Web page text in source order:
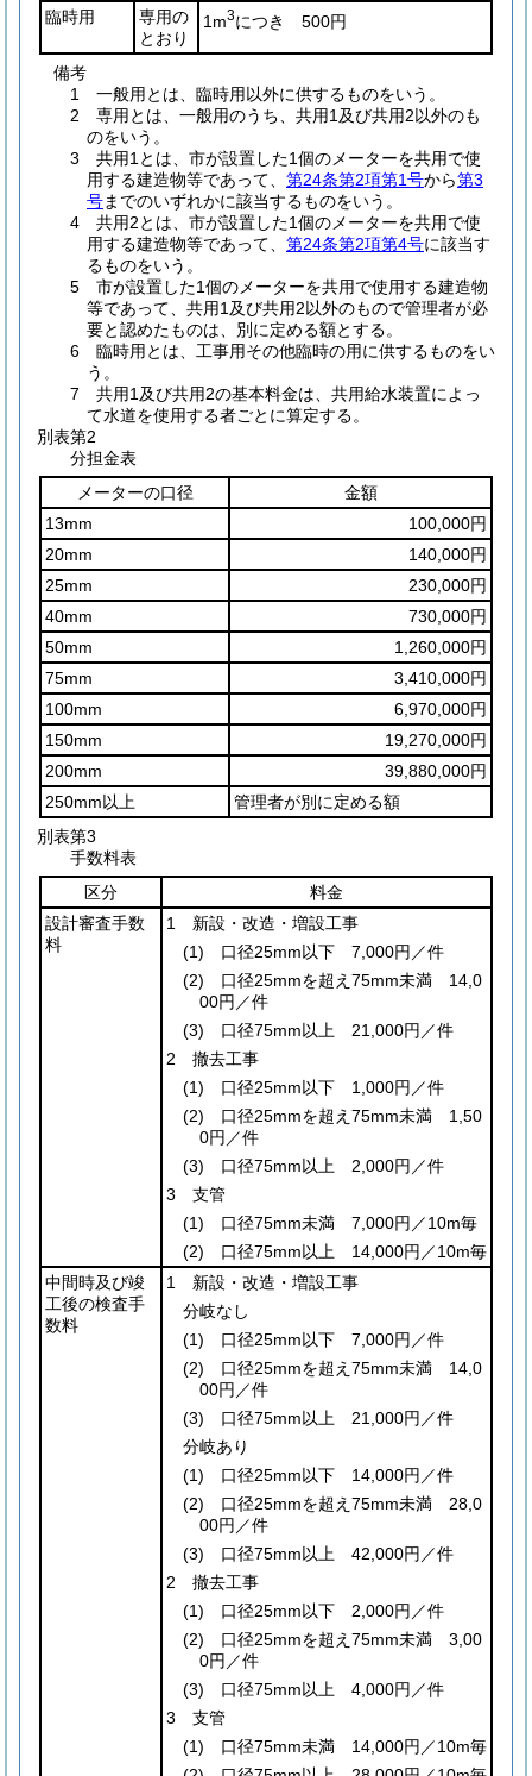
臨時用
専用の
とおり
1m3につき 500円
備考
1 一般用とは、臨時用以外に供するものをいう。
2 専用とは、一般用のうち、共用1及び共用2以外のも
のをいう。
3 共用1とは、市が設置した1個のメーターを共用で使
用する建造物等であって、 第24条第2項第1号から第3
号までのいずれかに該当するものをいう。
4 共用2とは、市が設置した1個のメーターを共用で使
用する建造物等であって、 第24条第2項第4号に該当す
るものをいう。
5 市が設置した1個のメーターを共用で使用する建造物
等であって、共用1及び共用2以外のもので管理者が必
要と認めたものは、別に定める額とする。
6 臨時用とは、工事用その他臨時の用に供するものをい
う。
7 共用1及び共用2の基本料金は、共用給水装置によっ
て水道を使用する者ごとに算定する。
別表第2
分担金表
メーターの口径
金額
13mm
100,000円
20mm
140,000円
25mm
230,000円
40mm
730,000円
50mm
1,260,000円
75mm
3,410,000円
100mm
6,970,000円
150mm
19,270,000円
200mm
39,880,000円
250mm以上
管理者が別に定める額
別表第3
手数料表
区分
料金
設計審査手数
料
1 新設・改造・増設工事
(1) 口径25mm以下 7,000円／件
(2) 口径25mmを超え75mm未満 14,0
00円／件
(3) 口径75mm以上 21,000円／件
2 撤去工事
(1) 口径25mm以下 1,000円／件
(2) 口径25mmを超え75mm未満 1,50
0円／件
(3) 口径75mm以上 2,000円／件
3 支管
(1) 口径75mm未満 7,000円／10m毎
(2) 口径75mm以上 14,000円／10m毎
中間時及び竣
工後の検査手
数料
1 新設・改造・増設工事
分岐なし
(1) 口径25mm以下 7,000円／件
(2) 口径25mmを超え75mm未満 14,0
00円／件
(3) 口径75mm以上 21,000円／件
分岐あり
(1) 口径25mm以下 14,000円／件
(2) 口径25mmを超え75mm未満 28,0
00円／件
(3) 口径75mm以上 42,000円／件
2 撤去工事
(1) 口径25mm以下 2,000円／件
(2) 口径25mmを超え75mm未満 3,00
0円／件
(3) 口径75mm以上 4,000円／件
3 支管
(1) 口径75mm未満 14,000円／10m毎